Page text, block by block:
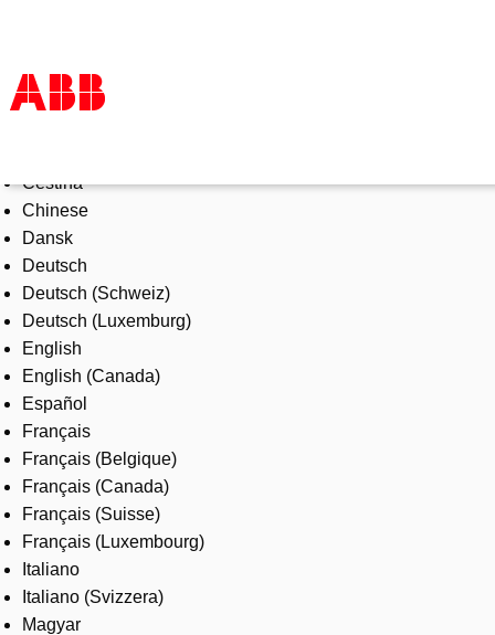
Products & Solutions
Industries
Services
About us
Where to buy
Contact us
Careers
Čeština
Chinese
Dansk
Deutsch
Deutsch (Schweiz)
Deutsch (Luxemburg)
English
English (Canada)
Español
Français
Français (Belgique)
Français (Canada)
Français (Suisse)
Français (Luxembourg)
Italiano
Italiano (Svizzera)
Magyar